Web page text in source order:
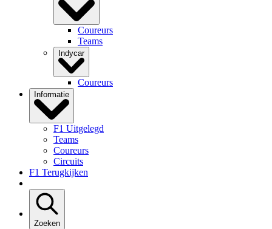
Coureurs
Teams
Indycar
Coureurs
Informatie
F1 Uitgelegd
Teams
Coureurs
Circuits
F1 Terugkijken
Zoeken